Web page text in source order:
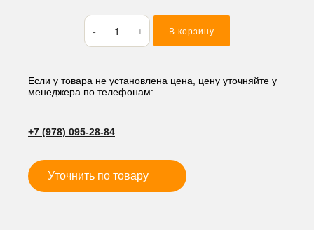
Количество
товара
Фитинг
08
13/16-
В корзину
Если у товара не установлена цена, цену уточняйте у
менеджера по телефонам:
+7 (978) 095-28-84
Уточнить по товару